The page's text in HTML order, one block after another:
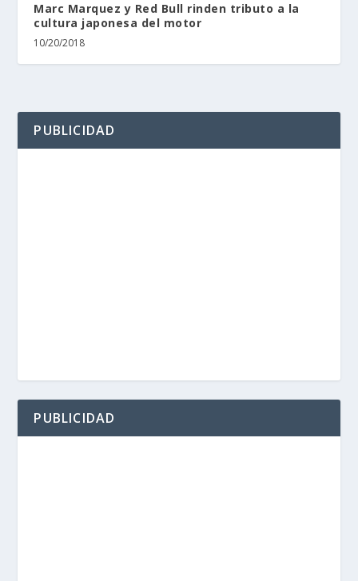
Marc Marquez y Red Bull rinden tributo a la
cultura japonesa del motor
10/20/2018
PUBLICIDAD
PUBLICIDAD